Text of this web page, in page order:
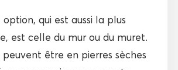
qui est aussi la plus
est celle du mur ou du muret.
peuvent être en pierres sèches